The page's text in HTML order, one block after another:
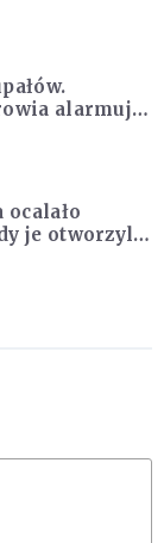
alarmuje
z czerwca
ocalało
je otworzyli,